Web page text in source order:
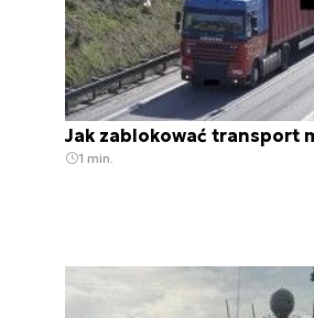
Jak zablokować transport
1 min.